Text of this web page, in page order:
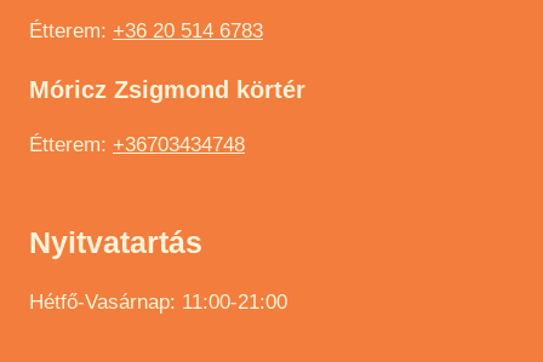
Étterem: +36 20 514 6783
Móricz Zsigmond körtér
Étterem: +36703434748
Nyitvatartás
Hétfő-Vasárnap: 11:00-21:00